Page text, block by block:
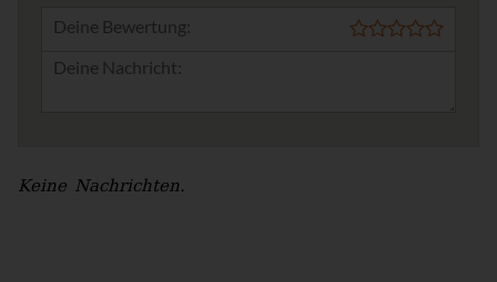
Deine Bewertung:
Keine Nachrichten.